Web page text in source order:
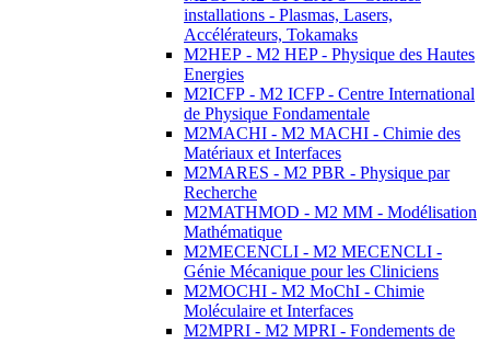
installations - Plasmas, Lasers,
Accélérateurs, Tokamaks
M2HEP - M2 HEP - Physique des Hautes
Energies
M2ICFP - M2 ICFP - Centre International
de Physique Fondamentale
M2MACHI - M2 MACHI - Chimie des
Matériaux et Interfaces
M2MARES - M2 PBR - Physique par
Recherche
M2MATHMOD - M2 MM - Modélisation
Mathématique
M2MECENCLI - M2 MECENCLI -
Génie Mécanique pour les Cliniciens
M2MOCHI - M2 MoChI - Chimie
Moléculaire et Interfaces
M2MPRI - M2 MPRI - Fondements de